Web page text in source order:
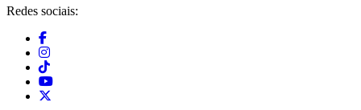
Redes sociais: